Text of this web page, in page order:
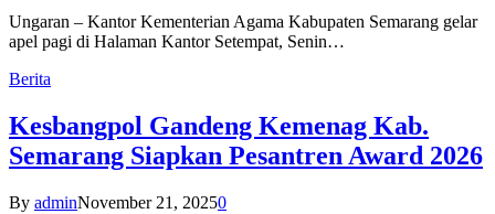
Ungaran – Kantor Kementerian Agama Kabupaten Semarang gelar
apel pagi di Halaman Kantor Setempat, Senin…
Berita
Kesbangpol Gandeng Kemenag Kab.
Semarang Siapkan Pesantren Award 2026
By adminNovember 21, 20250